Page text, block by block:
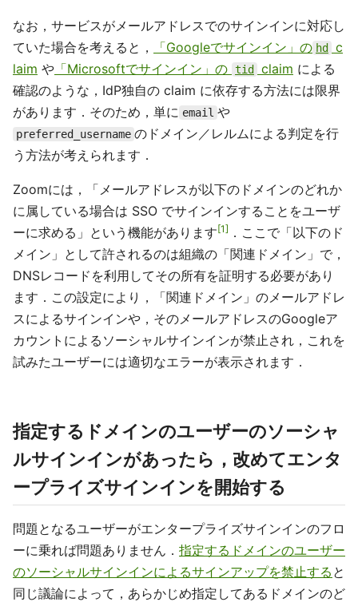
なお，サービスがメールアドレスでのサインインに対応し
ていた場合を考えると，
「Googleでサインイン」の hd
c
laim や 「Microsoftでサインイン」の tid claim による
確認のような，IdP独自の claim に依存する方法には限界
があります．そのため，単に email や
preferred_username のドメイン／レルムによる判定を行
う方法が考えられます．
Zoomには，「メールアドレスが以下のドメインのどれか
に属している場合は SSO でサインイン​することをユーザ
ーに求める」という機能があります 1
．ここで「以下のド
メイン」として許されるのは組織の「関連ドメイン」で，
DNSレコードを利用してその所有を証明する必要があり
ます．この設定により，「関連ドメイン」のメールアドレ
スによるサインインや，そのメールアドレスのGoogleア
カウントによるソーシャルサインインが禁止され，これを
試みたユーザーには適切なエラーが表示されます．
指定するドメインのユーザーのソーシャ
ルサインインがあったら，改めてエンタ
ープライズサインインを開始する
問題となるユーザーがエンタープライズサインインのフロ
ーに乗れば問題ありません． 指定するドメインのユーザー
のソーシャルサインインによるサインアップを禁止する と
同じ議論によって，あらかじめ指定してあるドメインのど